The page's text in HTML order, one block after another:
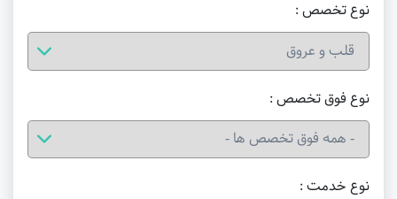
نوع خدمت :
نوع تخصص :
نوع فوق تخصص :